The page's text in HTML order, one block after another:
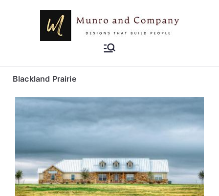
Munro and
Designs that Build People
Blackland Prairie